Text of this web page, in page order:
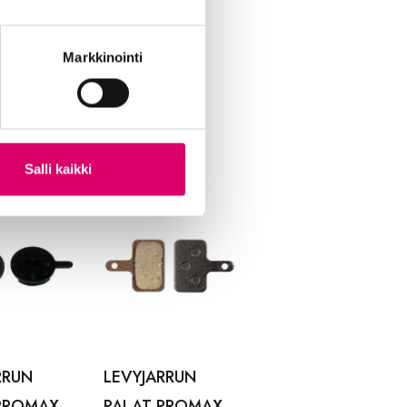
Markkinointi
Salli kaikki
jarrupalat
180MM
61,99€
LEVYJARRUN